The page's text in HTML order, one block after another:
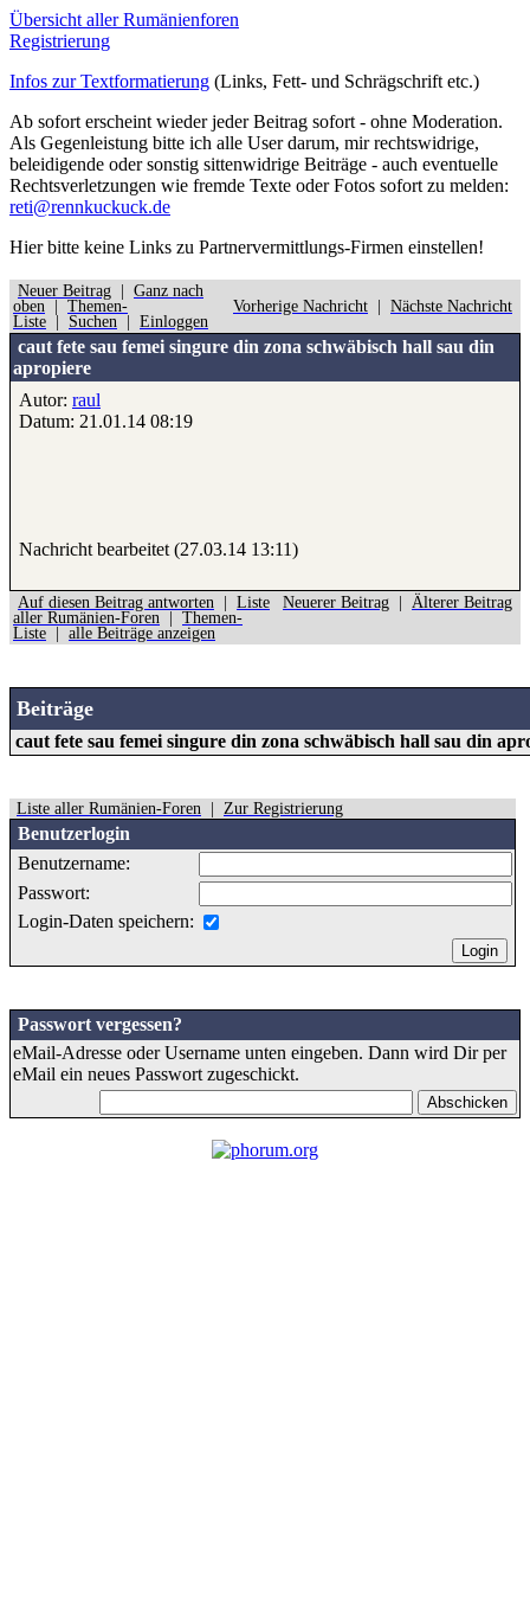
Übersicht aller Rumänienforen
Registrierung
Infos zur Textformatierung (Links, Fett- und Schrägschrift etc.)
Ab sofort erscheint wieder jeder Beitrag sofort - ohne Moderation.
Als Gegenleistung bitte ich alle User darum, mir rechtswidrige,
beleidigende oder sonstig sittenwidrige Beiträge - auch eventuelle
Rechtsverletzungen wie fremde Texte oder Fotos sofort zu melden:
reti@rennkuckuck.de
Hier bitte keine Links zu Partnervermittlungs-Firmen einstellen!
Neuer Beitrag
Ganz nach
oben
Themen-
Liste
Suchen Einloggen
Vorherige Nachricht Nächste Nachricht
caut fete sau femei singure din zona schwäbisch hall sau din
apropiere
Autor: raul
Datum: 21.01.14 08:19
Nachricht bearbeitet (27.03.14 13:11)
Auf diesen Beitrag antworten
Liste
aller Rumänien-Foren
Themen-
Liste
alle Beiträge anzeigen
Neuerer Beitrag Älterer Beitrag
Beiträge
caut fete sau femei singure din zona schwäbisch hall sau din
Liste aller Rumänien-Foren Zur Registrierung
Benutzerlogin
Benutzername:
Passwort:
Login-Daten speichern:
Passwort vergessen?
eMail-Adresse oder Username unten eingeben. Dann wird Dir per
eMail ein neues Passwort zugeschickt.